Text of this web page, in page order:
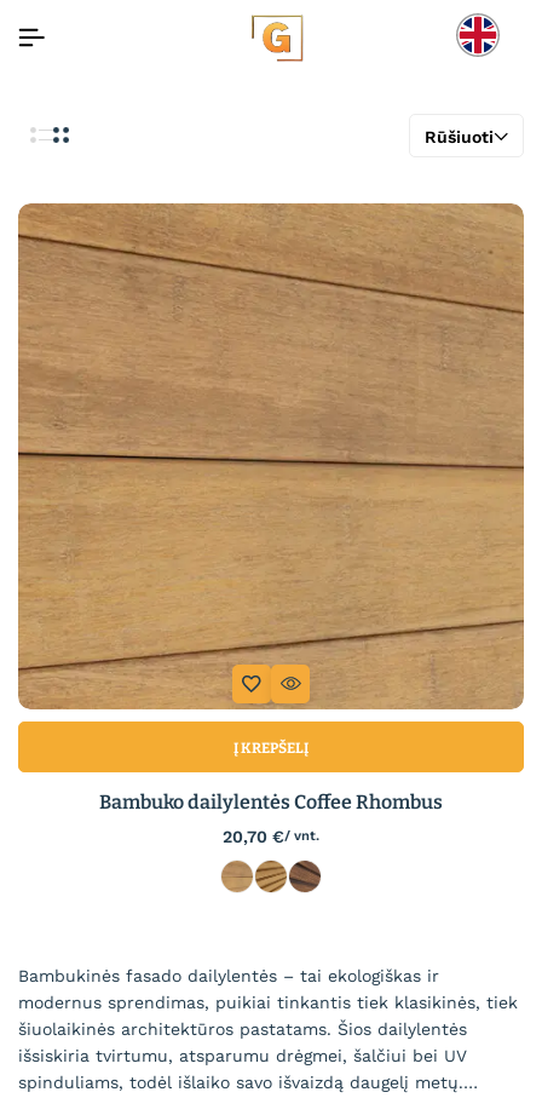
Rūšiuoti
Į KREPŠELĮ
Bambuko dailylentės Coffee Rhombus
20,70 €/ vnt.
Bambukinės fasado dailylentės – tai ekologiškas ir
modernus sprendimas, puikiai tinkantis tiek klasikinės, tiek
šiuolaikinės architektūros pastatams. Šios dailylentės
išsiskiria tvirtumu, atsparumu drėgmei, šalčiui bei UV
spinduliams, todėl išlaiko savo išvaizdą daugelį metų.